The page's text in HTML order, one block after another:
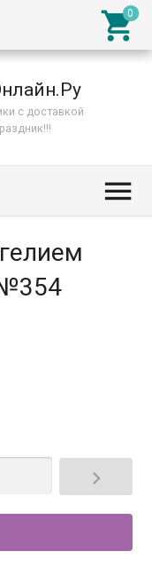

с доставкой

